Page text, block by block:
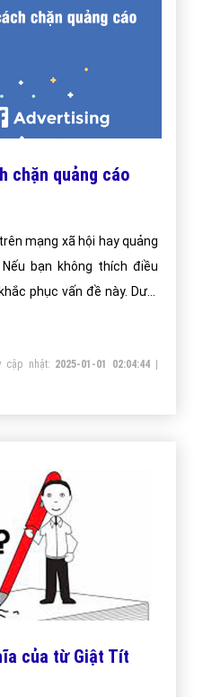
chặn quảng cáo
mạng xã hội hay quảng
bạn không thích điều
phục vấn đề này. Dưới
cập nhật: 2025-01-01 02:04:44
của từ Giật Tít